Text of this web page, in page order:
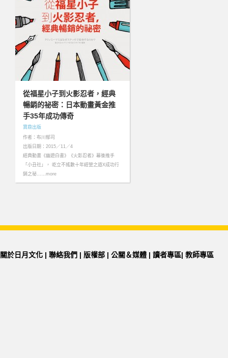
從福星小子到火影忍者，經典
暢銷的祕密：日本動畫黃金推
手35年成功傳奇
寶鼎出版
作者：布川郁司
出版日期：2015／11／4
經典動畫《幽遊白書》《火影忍者》幕後推手
「小丑社」， 屹立不搖數十年經營之道X成功行
銷之祕……more
關於日月文化 | 聯絡我們 | 版權部 | 公關＆媒體 | 讀者專區| 教師專區